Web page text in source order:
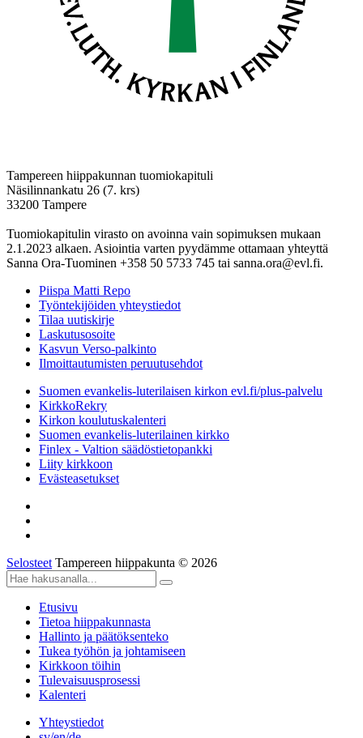
Tampereen hiippakunnan tuomiokapituli
Näsilinnankatu 26 (7. krs)
33200 Tampere
Tuomiokapitulin virasto on avoinna vain sopimuksen mukaan
2.1.2023 alkaen. Asiointia varten pyydämme ottamaan yhteyttä
Sanna Ora-Tuominen +358 50 5733 745 tai sanna.ora@evl.fi.
Piispa Matti Repo
Työntekijöiden yhteystiedot
Tilaa uutiskirje
Laskutusosoite
Kasvun Verso-palkinto
Ilmoittautumisten peruutusehdot
Suomen evankelis-luterilaisen kirkon evl.fi/plus-palvelu
KirkkoRekry
Kirkon koulutuskalenteri
Suomen evankelis-luterilainen kirkko
Finlex - Valtion säädöstietopankki
Liity kirkkoon
Evästeasetukset
Selosteet Tampereen hiippakunta © 2026
Etusivu
Tietoa hiippakunnasta
Hallinto ja päätöksenteko
Tukea työhön ja johtamiseen
Kirkkoon töihin
Tulevaisuusprosessi
Kalenteri
Yhteystiedot